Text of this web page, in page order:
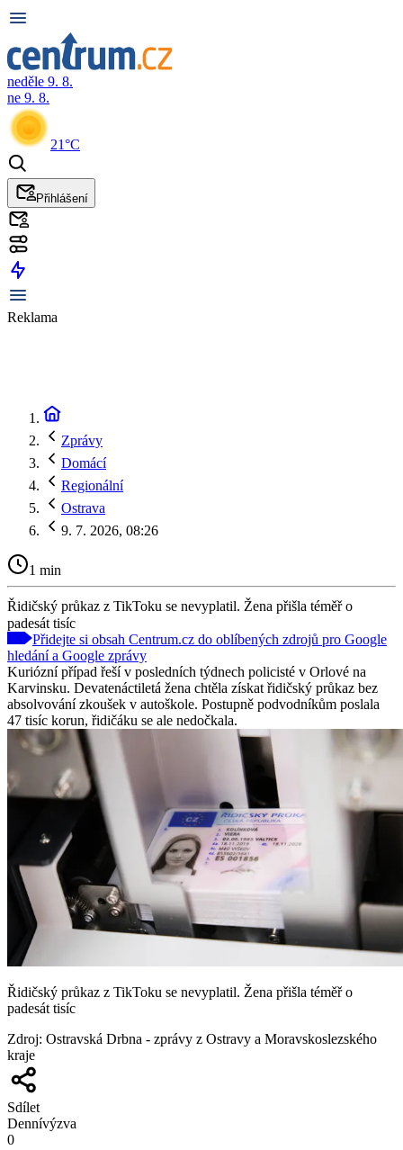
neděle 9. 8.
ne 9. 8.
21°C
Přihlášení
Reklama
Zprávy
Domácí
Regionální
Ostrava
9. 7. 2026, 08:26
1 min
Řidičský průkaz z TikToku se nevyplatil. Žena přišla téměř o
padesát tisíc
Přidejte si obsah Centrum.cz do oblíbených zdrojů pro Google
hledání a Google zprávy
Kuriózní případ řeší v posledních týdnech policisté v Orlové na
Karvinsku. Devatenáctiletá žena chtěla získat řidičský průkaz bez
absolvování zkoušek v autoškole. Postupně podvodníkům poslala
47 tisíc korun, řidičáku se ale nedočkala.
Řidičský průkaz z TikToku se nevyplatil. Žena přišla téměř o
padesát tisíc
Zdroj: Ostravská Drbna - zprávy z Ostravy a Moravskoslezského
kraje
Sdílet
Dennívýzva
0